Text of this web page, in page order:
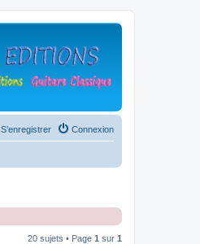
Connexion
S’enregistrer
20 sujets • Page 1 sur 1